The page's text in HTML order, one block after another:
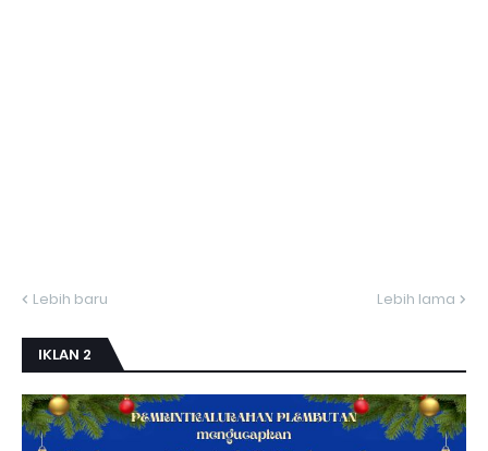
Lebih baru Lebih lama
IKLAN 2